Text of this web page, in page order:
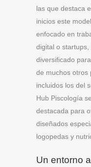
las que destaca
inicios este
enfocado en
digital o
diversificado
de muchos otros
incluidos los del
Hub Piscología
destacada para
diseñados
logopedas y
Un entorno